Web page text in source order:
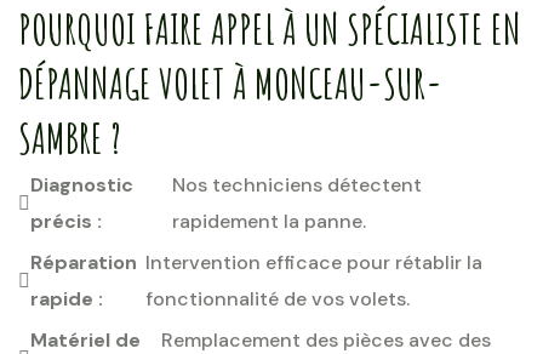
POURQUOI FAIRE APPEL À UN SPÉCIALISTE EN
DÉPANNAGE VOLET À MONCEAU-SUR-
SAMBRE ?
Diagnostic
précis :
Nos techniciens détectent
rapidement la panne.
Réparation
rapide :
Intervention efficace pour rétablir la
fonctionnalité de vos volets.
Matériel de
Remplacement des pièces avec des